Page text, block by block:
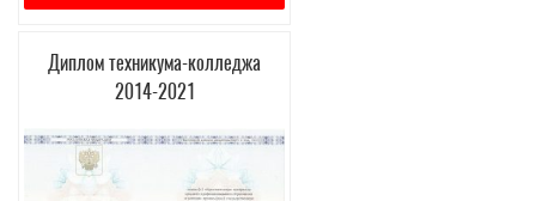
Диплом техникума-колледжа
2014-2021